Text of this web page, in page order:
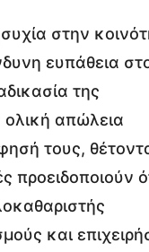
στην
ευπάθεια
της
απώλεια
τους,
προειδοποιούν
και